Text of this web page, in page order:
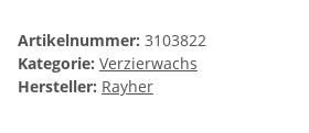
Artikelnummer: 3103822
Kategorie: Verzierwachs
Hersteller: Rayher